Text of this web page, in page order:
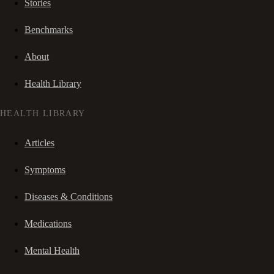
Stories
Benchmarks
About
Health Library
HEALTH LIBRARY
Articles
Symptoms
Diseases & Conditions
Medications
Mental Health